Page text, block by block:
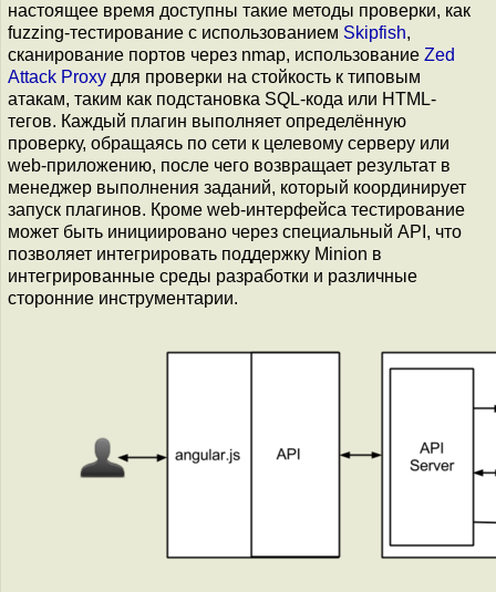
настоящее время доступны такие методы проверки, как
fuzzing-тестирование с использованием Skipfish,
сканирование портов через nmap, использование Zed
Attack Proxy для проверки на стойкость к типовым
атакам, таким как подстановка SQL-кода или HTML-
тегов. Каждый плагин выполняет определённую
проверку, обращаясь по сети к целевому серверу или
web-приложению, после чего возвращает результат в
менеджер выполнения заданий, который координирует
запуск плагинов. Кроме web-интерфейса тестирование
может быть инициировано через специальный API, что
позволяет интегрировать поддержку Minion в
интегрированные среды разработки и различные
сторонние инструментарии.